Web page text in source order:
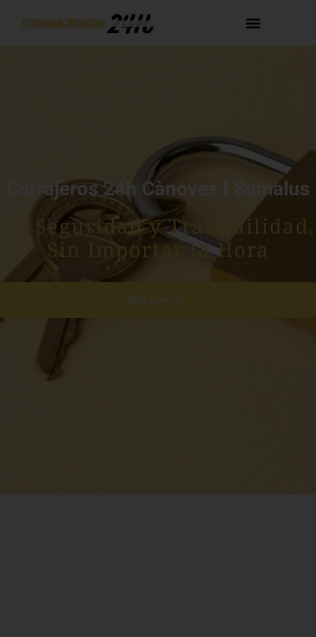
Cerrajeros 24h Cànoves I Samalus
Tu Seguridad y Tranquilidad,
Sin Importar la Hora
¡LLAMA YA!